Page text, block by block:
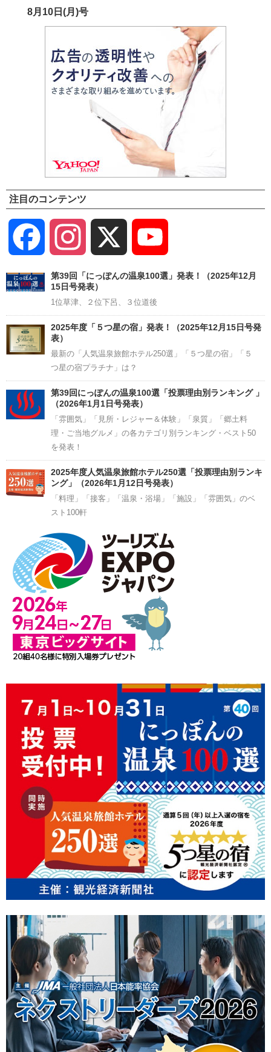
8月10日(月)号
注目のコンテンツ
Facebook Instagram
Channel
第39回「にっぽんの温泉100選」発表！（2025年12月
15日号発表）
1位草津、２位下呂、３位道後
2025年度「５つ星の宿」発表！（2025年12月15日号発
表）
最新の「人気温泉旅館ホテル250選」「５つ星の宿」「５
つ星の宿プラチナ」は？
第39回にっぽんの温泉100選「投票理由別ランキング 」
（2026年1月1日号発表）
「雰囲気」「見所・レジャー＆体験」「泉質」「郷土料
理・ご当地グルメ」の各カテゴリ別ランキング・ベスト50
を発表！
2025年度人気温泉旅館ホテル250選「投票理由別ランキ
ング」（2026年1月12日号発表）
「料理」「接客」「温泉・浴場」「施設」「雰囲気」のベ
スト100軒